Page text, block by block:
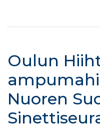
Oulun
Nuoren